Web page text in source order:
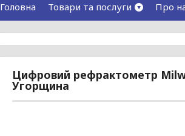
Головна Товари та послуги Про
Цифровий рефрактометр
Угорщина